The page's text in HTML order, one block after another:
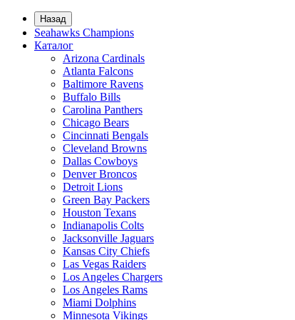
Назад
Seahawks Champions
Каталог
Arizona Cardinals
Atlanta Falcons
Baltimore Ravens
Buffalo Bills
Carolina Panthers
Chicago Bears
Cincinnati Bengals
Cleveland Browns
Dallas Cowboys
Denver Broncos
Detroit Lions
Green Bay Packers
Houston Texans
Indianapolis Colts
Jacksonville Jaguars
Kansas City Chiefs
Las Vegas Raiders
Los Angeles Chargers
Los Angeles Rams
Miami Dolphins
Minnesota Vikings